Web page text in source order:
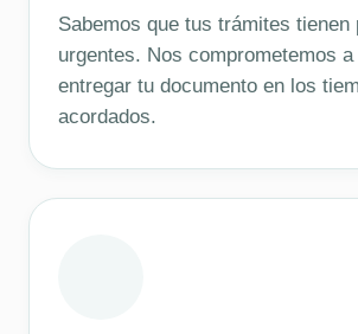
Sabemos que tus trámites tienen
urgentes. Nos comprometemos
entregar tu documento en los
acordados.